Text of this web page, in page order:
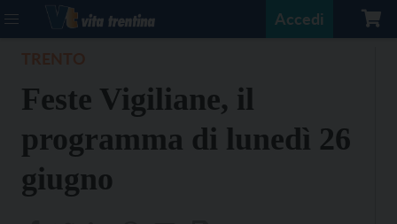
Accedi
Feste Vigiliane, il
programma di lunedì 26
giugno